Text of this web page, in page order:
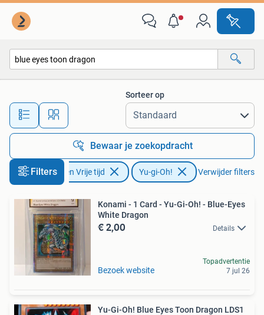
Alle afstanden…
Sorteer op
Bewaar je zoekopdracht
Filters
Hobby en Vrije tijd Yu-gi-Oh! Verwijder filters
Konami - 1 Card - Yu-Gi-Oh! - Blue-Eyes
White Dragon
€ 2,00 Details
Bezoek website
Topadvertentie
7 jul 26
Yu-Gi-Oh! Blue Eyes Toon Dragon LDS1